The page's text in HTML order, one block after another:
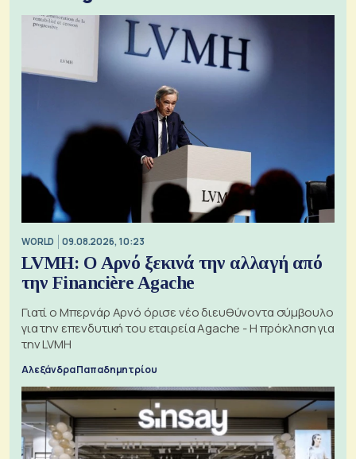
WORLD 09.08.2026, 10:23
LVMH: Ο Αρνό ξεκινά την αλλαγή από
την Financière Agache
Γιατί ο Μπερνάρ Αρνό όρισε νέο διευθύνοντα σύμβουλο
για την επενδυτική του εταιρεία Agache - Η πρόκληση για
την LVMH
Αλεξάνδρα Παπαδημητρίου